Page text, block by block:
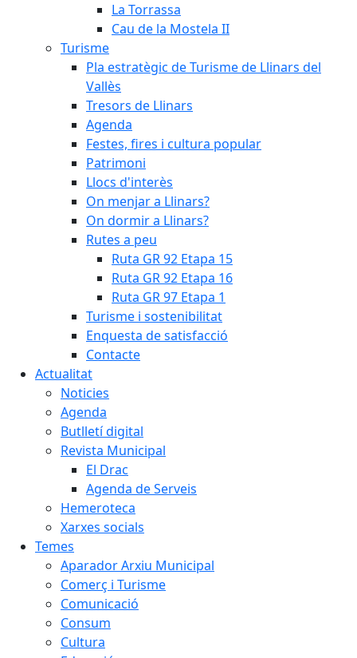
La Torrassa
Cau de la Mostela II
Turisme
Pla estratègic de Turisme de Llinars del
Vallès
Tresors de Llinars
Agenda
Festes, fires i cultura popular
Patrimoni
Llocs d'interès
On menjar a Llinars?
On dormir a Llinars?
Rutes a peu
Ruta GR 92 Etapa 15
Ruta GR 92 Etapa 16
Ruta GR 97 Etapa 1
Turisme i sostenibilitat
Enquesta de satisfacció
Contacte
Actualitat
Noticies
Agenda
Butlletí digital
Revista Municipal
El Drac
Agenda de Serveis
Hemeroteca
Xarxes socials
Temes
Aparador Arxiu Municipal
Comerç i Turisme
Comunicació
Consum
Cultura